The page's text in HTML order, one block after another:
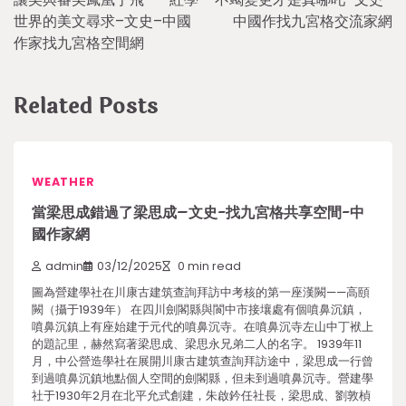
navigation
世界的美文尋求–文史–中國
作家找九宮格空間網
中國作找九宮格交流家網
Related Posts
WEATHER
當梁思成錯過了梁思成–文史-找九宮格共享空間-中
國作家網
admin 03/12/2025 0 min read
圖為營建學社在川康古建筑查詢拜訪中考核的第一座漢闕——高頤
闕（攝于1939年） 在四川劍閣縣與閬中市接壤處有個噴鼻沉鎮，
噴鼻沉鎮上有座始建于元代的噴鼻沉寺。在噴鼻沉寺左山中丁袱上
的題記里，赫然寫著梁思成、梁思永兄弟二人的名字。 1939年11
月，中公營造學社在展開川康古建筑查詢拜訪途中，梁思成一行曾
到過噴鼻沉鎮地點個人空間的劍閣縣，但未到過噴鼻沉寺。營建學
社于1930年2月在北平允式創建，朱啟鈐任社長，梁思成、劉敦楨